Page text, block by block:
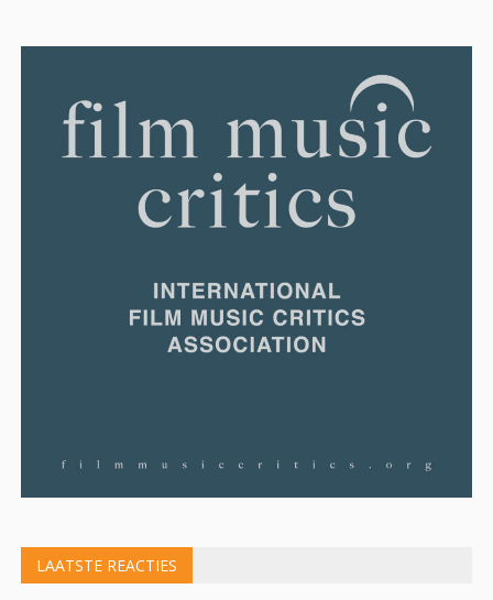
LAATSTE REACTIES